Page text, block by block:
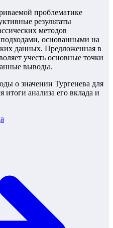
проблематике
результаты
методов
основанными на
данных. Предложенная в
учесть основные точки
выводы.
о значении Тургенева для
итоги анализа его вклада и